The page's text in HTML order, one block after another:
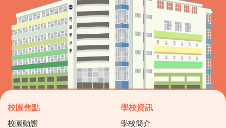
校園焦點
校園動態
學校資訊
學校簡介